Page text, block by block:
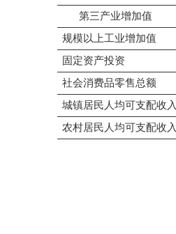
第三产业增加值
规模以上工业增加值
固定资产投资
社会消费品零售总额
城镇居民人均可支配收入
农村居民人均可支配收入